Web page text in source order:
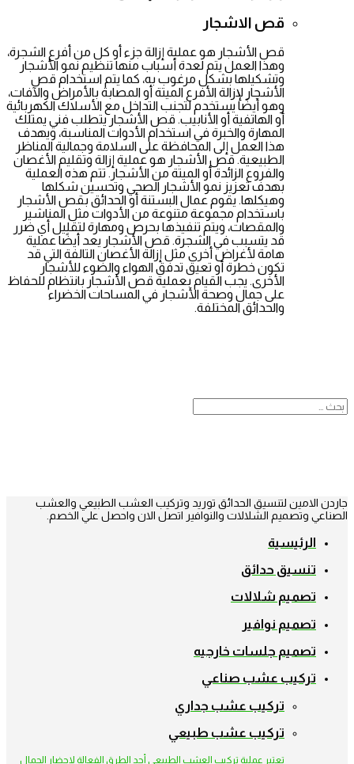
قص الاشجار
قص الأشجار هو عملية إزالة جزء أو كل من أفرع الشجرة،
وهذا العمل يتم لعدة أسباب منها تنظيم نمو الأشجار
وتشكيلها بشكل مرغوب به، كما يتم استخدام قص
الأشجار لإزالة الأفرع الميتة أو المصابة بالأمراض والآفات،
وهو أيضًا يستخدم لتجنب التداخل مع الأسلاك الكهربائية
أو الهاتفية أو الأنابيب. قص الأشجار يتطلب فني يمتلك
المهارة والخبرة في استخدام الأدوات المناسبة، ويهدف
هذا العمل إلى المحافظة على السلامة وجمالية المناظر
الطبيعية. قص الأشجار هو عملية إزالة وتقليم الأغصان
والفروع الزائدة أو الميتة من الأشجار. تتم هذه العملية
بهدف تعزيز نمو الأشجار الصحي وتحسين شكلها
وهيكلها. يقوم عمال البستنة أو الحدائق بقص الأشجار
باستخدام مجموعة متنوعة من الأدوات مثل المناشير
والمقصات، ويتم تنفيذها بحرص ومهارة لتقليل أي ضرر
قد يتسبب في الشجرة. قص الأشجار يعد أيضًا عملية
هامة لأغراض أخرى مثل إزالة الأغصان التالفة التي قد
تكون خطرة أو تعيق تدفق الهواء والضوء للأشجار
الأخرى. يجب القيام بعملية قص الأشجار بانتظام للحفاظ
على جمال وصحة الأشجار في المساحات الخضراء
والحدائق المختلفة.
جاردن الامين لتنسيق الحدائق توريد وتركيب العشب الطبيعي والعشب
الصناعي وتصميم الشلالات والنوافير اتصل الان واحصل علي الخصم.
الرئيسية
تنسيق حدائق
تصميم شلالات
تصميم نوافير
تصميم جلسات خارجيه
تركيب عشب صناعي
تركيب عشب جداري
تركيب عشب طبيعي
تعتبر عملية تركيب العشب الطبيعي أحد الطرق الفعالة لإحضار الجمال